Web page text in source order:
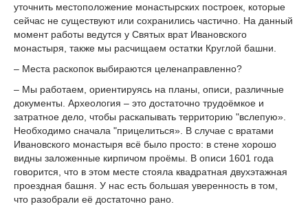
уточнить местоположение монастырских построек, которые
сейчас не существуют или сохранились частично. На данный
момент работы ведутся у Святых врат Ивановского
монастыря, также мы расчищаем остатки Круглой башни.
– Места раскопок выбираются целенаправленно?
– Мы работаем, ориентируясь на планы, описи, различные
документы. Археология – это достаточно трудоёмкое и
затратное дело, чтобы раскапывать территорию "вслепую».
Необходимо сначала "прицелиться». В случае с вратами
Ивановского монастыря всё было просто: в стене хорошо
видны заложенные кирпичом проёмы. В описи 1601 года
говорится, что в этом месте стояла квадратная двухэтажная
проездная башня. У нас есть большая уверенность в том,
что разобрали её достаточно рано.